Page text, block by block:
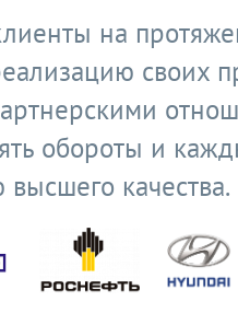
на
своих
обороты и
качества.